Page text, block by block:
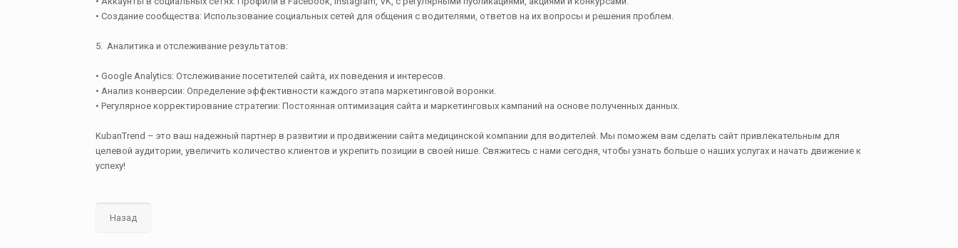
• Создание сообщества: Использование социальных сетей для общения с водителями, ответов на их вопросы и решения проблем.
5. Аналитика и отслеживание результатов:
• Google Analytics: Отслеживание посетителей сайта, их поведения и интересов.
• Анализ конверсии: Определение эффективности каждого этапа маркетинговой воронки.
• Регулярное корректирование стратегии: Постоянная оптимизация сайта и маркетинговых кампаний на основе полученных данных.
KubanTrend – это ваш надежный партнер в развитии и продвижении сайта медицинской компании для водителей. Мы поможем вам сделать сайт привлекательным для
целевой аудитории, увеличить количество клиентов и укрепить позиции в своей нише. Свяжитесь с нами сегодня, чтобы узнать больше о наших услугах и начать движение к
успеху!
Назад